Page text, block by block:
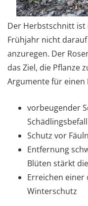
Der Herbstschnitt ist
Frühjahr nicht
anzuregen. Der
das Ziel, die Pflanze
Argumente für einen
vorbeugender
Schädlingsbefall
Schutz vor
Entfernung
Blüten stärkt
Erreichen
Winterschutz